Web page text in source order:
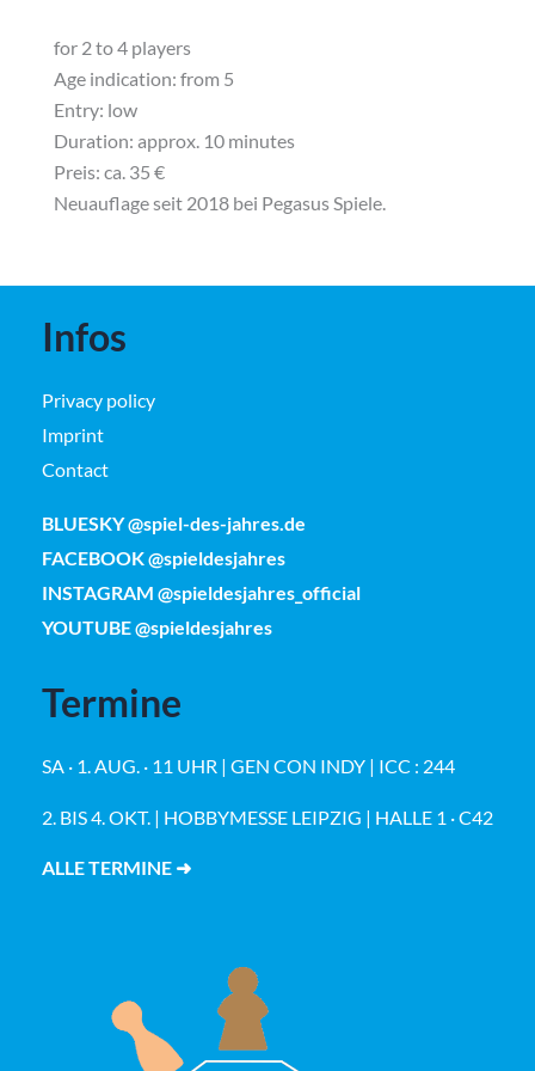
for 2 to 4 players
Age indication: from 5
Entry: low
Duration: approx. 10 minutes
Preis: ca. 35 €
Neuauflage seit 2018 bei Pegasus Spiele.
Infos
Privacy policy
Imprint
Contact
BLUESKY @spiel-des-jahres.de
FACEBOOK @spieldesjahres
INSTAGRAM @spieldesjahres_official
YOUTUBE @spieldesjahres
Termine
SA · 1. AUG. · 11 UHR | GEN CON INDY | ICC : 244
2. BIS 4. OKT. | HOBBYMESSE LEIPZIG | HALLE 1 · C42
ALLE TERMINE ➜